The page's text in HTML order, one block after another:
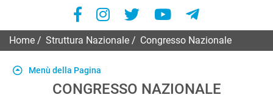
Home Struttura Nazionale Congresso Nazionale
Menù della Pagina
CONGRESSO NAZIONALE